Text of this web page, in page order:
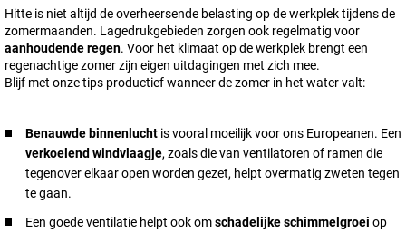
Hitte is niet altijd de overheersende belasting op de werkplek tijdens de
zomermaanden. Lagedrukgebieden zorgen ook regelmatig voor
aanhoudende regen. Voor het klimaat op de werkplek brengt een
regenachtige zomer zijn eigen uitdagingen met zich mee.
Blijf met onze tips productief wanneer de zomer in het water valt:
Benauwde binnenlucht is vooral moeilijk voor ons Europeanen. Een
verkoelend windvlaagje, zoals die van ventilatoren of ramen die
tegenover elkaar open worden gezet, helpt overmatig zweten tegen
te gaan.
Een goede ventilatie helpt ook omschadelijke schimmelgroei op